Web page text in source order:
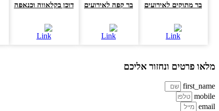
בר מתוקים לאירועים בר קפה לאירועים דוכן בקלאווה וכנאפה
פרטים ונחזור אליכם